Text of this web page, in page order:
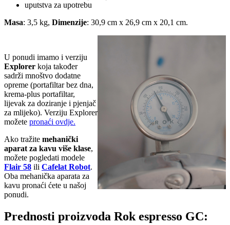
uputstva za upotrebu
Masa: 3,5 kg, Dimenzije: 30,9 cm x 26,9 cm x 20,1 cm.
U ponudi imamo i verziju
Explorer koja također
sadrži mnoštvo dodatne
opreme (portafiltar bez dna,
krema-plus portafiltar,
lijevak za doziranje i pjenjač
za mlijeko). Verziju Explorer
možete pronaći ovdje.
Ako tražite mehanički
aparat za kavu više klase,
možete pogledati modele
Flair 58 ili Cafelat Robot.
Oba mehanička aparata za
kavu pronaći ćete u našoj
ponudi.
Prednosti proizvoda Rok espresso GC: